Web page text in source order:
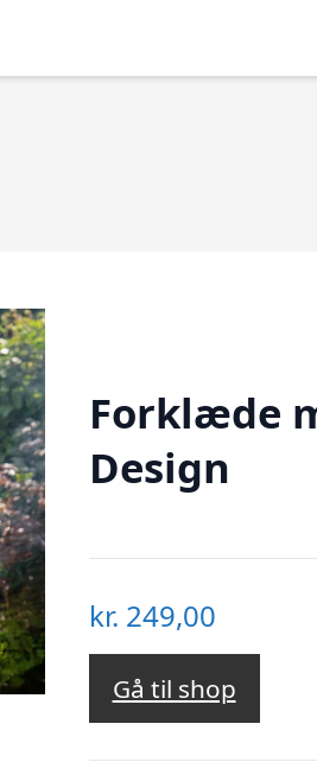
Forklæde
Design
kr. 249,00
Gå til shop